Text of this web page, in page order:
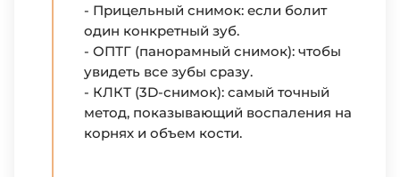
- Прицельный снимок: если болит
один конкретный зуб.
- ОПТГ (панорамный снимок): чтобы
увидеть все зубы сразу.
- КЛКТ (3D-снимок): самый точный
метод, показывающий воспаления на
корнях и объем кости.